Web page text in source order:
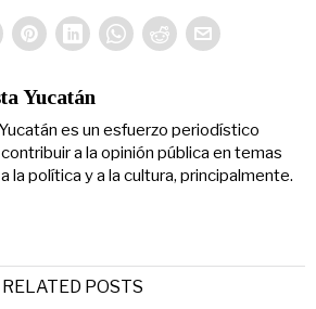
Yucatán
es un esfuerzo periodístico
a la opinión pública en temas
la política y a la cultura, principalmente.
RELATED POSTS